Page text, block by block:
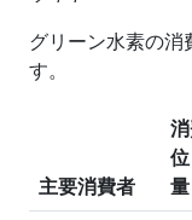
グリーン水素の
す。
主要消費者
量